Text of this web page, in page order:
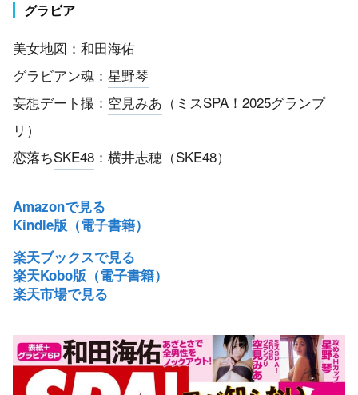
グラビア
美女地図：和田海佑
グラビアン魂： 星野琴
妄想デート撮： 空見みあ （ミスSPA！2025グランプ
リ）
恋落ちSKE48 ：横井志穂（SKE48）
Amazonで見る
Kindle版（電子書籍）
楽天ブックスで見る
楽天Kobo版（電子書籍）
楽天市場で見る